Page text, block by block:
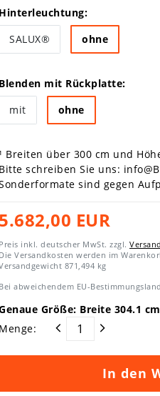
Hinterleuchtung:
SALUX®
ohne
Blenden mit Rückplatte:
mit
ohne
Breiten über 300 cm und
Bitte schreiben Sie uns:
sind gegen
5.682,00 EUR
Preis inkl. deutscher MwSt. zzgl.
Die Versandkosten werden im
871,494 kg
Bei abweichendem EU-
Größe: Breite 304.1
Menge:
In den